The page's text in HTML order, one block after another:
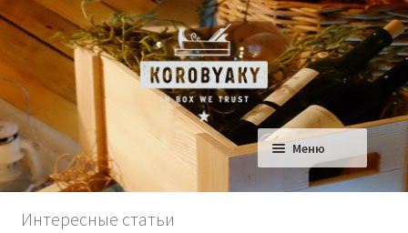
Перейти
навигации
Перейти
содержимому
Меню
Ящики для Дома
Интересные статьи